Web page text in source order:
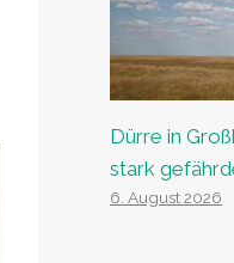
Dürre in
stark
6. August 2026